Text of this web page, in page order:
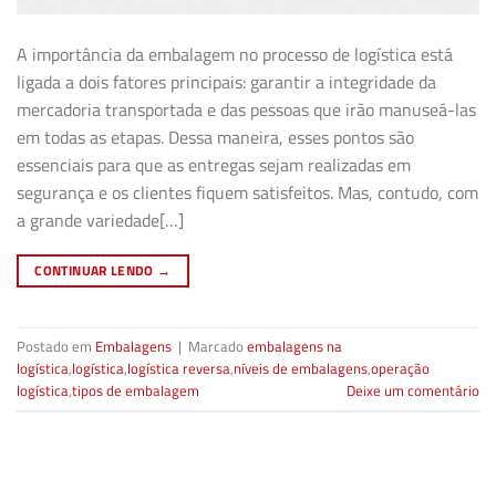
A importância da embalagem no processo de logística está
ligada a dois fatores principais: garantir a integridade da
mercadoria transportada e das pessoas que irão manuseá-las
em todas as etapas. Dessa maneira, esses pontos são
essenciais para que as entregas sejam realizadas em
segurança e os clientes fiquem satisfeitos. Mas, contudo, com
a grande variedade[…]
CONTINUAR LENDO →
Postado em Embalagens | Marcadoembalagens na
logística,logística,logística reversa,níveis de embalagens,operação
logística,tipos de embalagem Deixe um comentário